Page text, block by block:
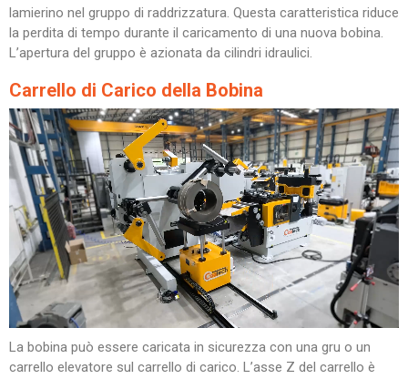
lamierino nel gruppo di raddrizzatura. Questa caratteristica riduce
la perdita di tempo durante il caricamento di una nuova bobina.
L’apertura del gruppo è azionata da cilindri idraulici.
Carrello di Carico della Bobina
La bobina può essere caricata in sicurezza con una gru o un
carrello elevatore sul carrello di carico. L’asse Z del carrello è